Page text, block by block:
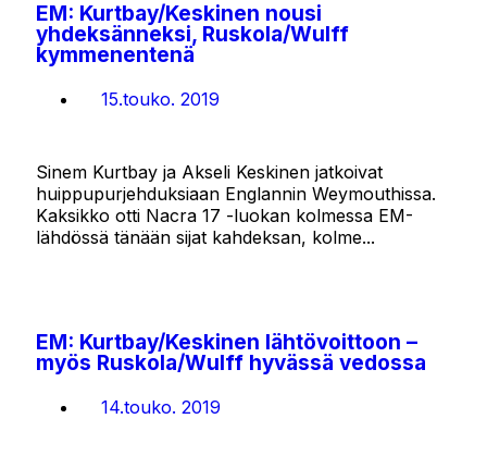
EM: Kurtbay/Keskinen nousi
yhdeksänneksi, Ruskola/Wulff
kymmenentenä
15.touko. 2019
Sinem Kurtbay ja Akseli Keskinen jatkoivat
huippupurjehduksiaan Englannin Weymouthissa.
Kaksikko otti Nacra 17 -luokan kolmessa EM-
lähdössä tänään sijat kahdeksan, kolme...
EM: Kurtbay/Keskinen lähtövoittoon –
myös Ruskola/Wulff hyvässä vedossa
14.touko. 2019